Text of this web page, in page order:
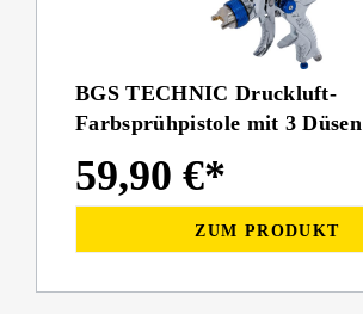
BGS TECHNIC Druckluft-
Farbsprühpistole mit 3 Düsen
59,90 €*
ZUM PRODUKT